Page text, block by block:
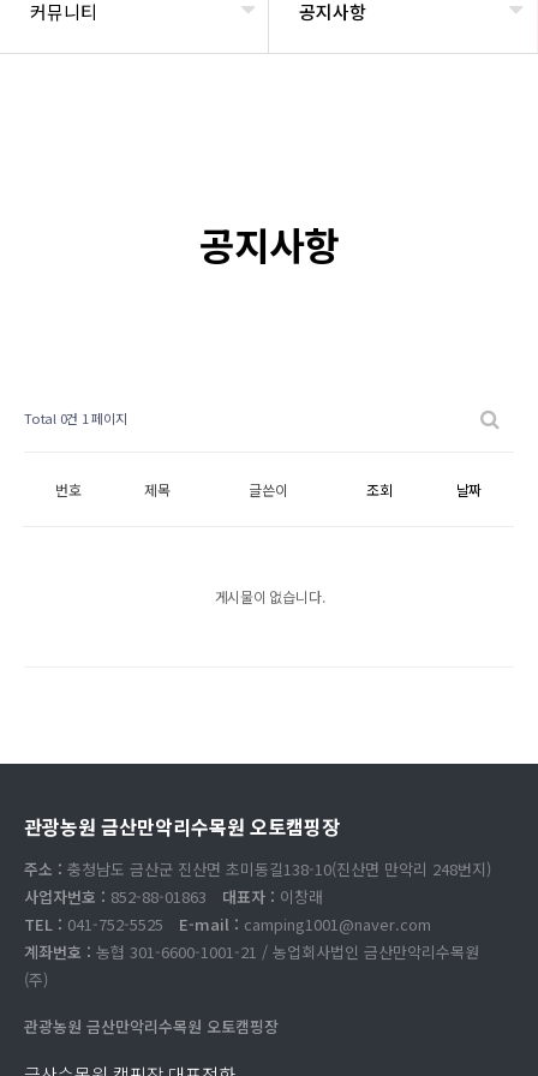
커뮤니티 공지사항
공지사항
Total 0건 1 페이지
번호 제목 글쓴이 조회 날짜
게시물이 없습니다.
관광농원 금산만악리수목원 오토캠핑장
주소 : 충청남도 금산군 진산면 초미동길138-10(진산면 만악리 248번지)
사업자번호 : 852-88-01863 대표자 : 이창래
TEL : 041-752-5525 E-mail : camping1001@naver.com
계좌번호 : 농협 301-6600-1001-21 / 농업회사법인 금산만악리수목원
(주)
관광농원 금산만악리수목원 오토캠핑장